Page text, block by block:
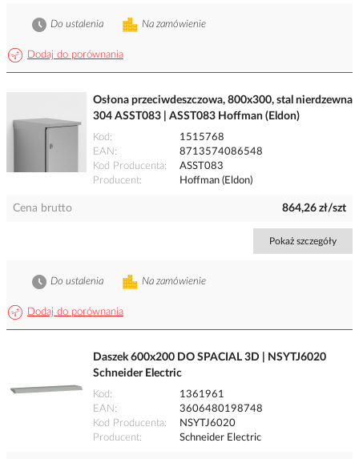
Dodaj do porównania
Na zamówienie
Do ustalenia
Osłona przeciwdeszczowa, 800x300, stal nierdzewna
304 ASST083 | ASST083 Hoffman (Eldon)
Kod
1515768
EAN
8713574086548
Kod Producenta
ASST083
Producent
Hoffman (Eldon)
Cena brutto 864,26 zł/szt
Pokaż szczegóły
Dodaj do porównania
Na zamówienie
Do ustalenia
Daszek 600x200 DO SPACIAL 3D | NSYTJ6020
Schneider Electric
Kod
1361961
EAN
3606480198748
Kod Producenta
NSYTJ6020
Producent
Schneider Electric